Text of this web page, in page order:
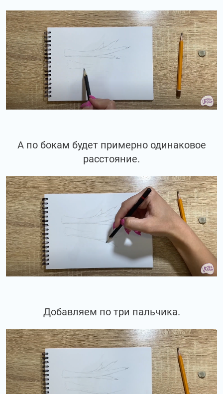
А по бокам будет примерно одинаковое
расстояние.
Добавляем по три пальчика.